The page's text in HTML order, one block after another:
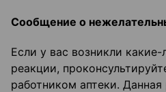
Сообщение о
Если у вас возникли
реакции,
работником аптеки.